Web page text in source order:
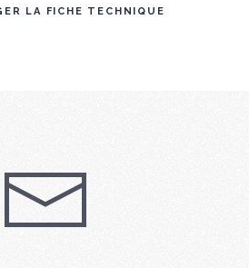
LA FICHE TECHNIQUE